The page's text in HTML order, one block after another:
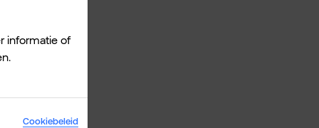
downloaden
informatie of
Cookiebeleid